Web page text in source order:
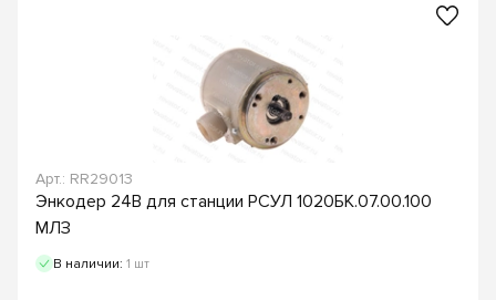
Арт.: RR29013
Энкодер 24В для станции РСУЛ 1020БК.07.00.100
МЛЗ
В наличии: 1 шт